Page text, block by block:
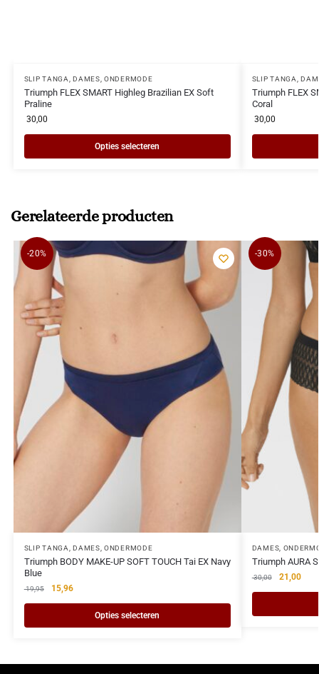
SLIP TANGA ,DAMES ,ONDERMODE
Triumph FLEX SMART Highleg Brazilian EX Soft
Praline
30,00
Opties selecteren
SLIP TANGA ,
Triumph FLEX
Coral
30,00
Gerelateerde producten
-20%
SLIP TANGA ,DAMES ,ONDERMODE
Triumph BODY MAKE-UP SOFT TOUCH Tai EX Navy
Blue
19,95 15,96
Opties selecteren
-30%
DAMES
Triumph AURA
30,00 21,00